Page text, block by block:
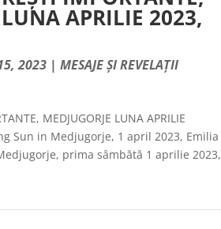
LUNA APRILIE 2023,
2023 |MESAJE ȘI REVELAȚII
MEDJUGORJE LUNA APRILIE
Sun in Medjugorje, 1 april 2023, Emilia
prima sâmbătă 1 aprilie 2023,